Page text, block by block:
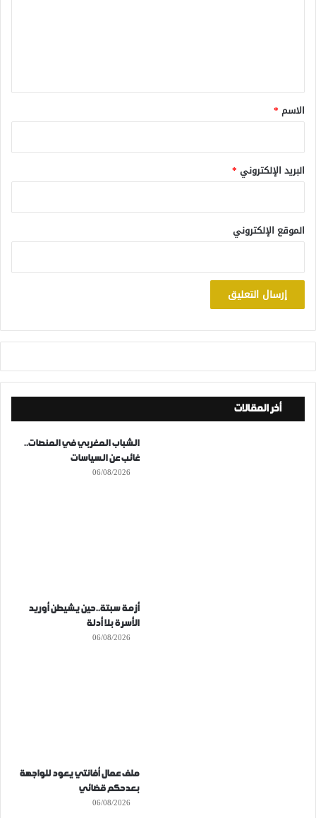
*
الاسم *
البريد الإلكتروني *
الموقع الإلكتروني
أخر المقالات
الشباب المغربي في المنصات..
غائب عن السياسات
06/08/2026
أزمة سبتة..حين يشيطن أوريد
الأسرة بلا أدلة
06/08/2026
ملف عمال أفانتي يعود للواجهة
بعدحكم قضائي
06/08/2026